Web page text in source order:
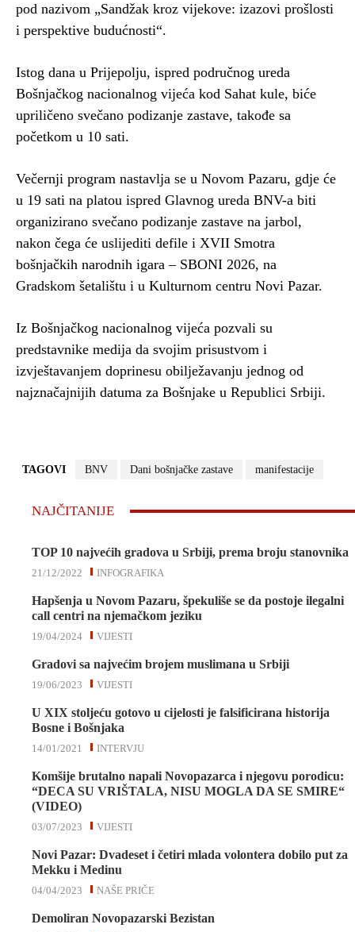
pod nazivom „Sandžak kroz vijekove: izazovi prošlosti
i perspektive budućnosti“.
Istog dana u Prijepolju, ispred područnog ureda
Bošnjačkog nacionalnog vijeća kod Sahat kule, biće
upriličeno svečano podizanje zastave, takođe sa
početkom u 10 sati.
Večernji program nastavlja se u Novom Pazaru, gdje će
u 19 sati na platou ispred Glavnog ureda BNV-a biti
organizirano svečano podizanje zastave na jarbol,
nakon čega će uslijediti defile i XVII Smotra
bošnjačkih narodnih igara – SBONI 2026, na
Gradskom šetalištu i u Kulturnom centru Novi Pazar.
Iz Bošnjačkog nacionalnog vijeća pozvali su
predstavnike medija da svojim prisustvom i
izvještavanjem doprinesu obilježavanju jednog od
najznačajnijih datuma za Bošnjake u Republici Srbiji.
TAGOVI BNV Dani bošnjačke zastave manifestacije
NAJČITANIJE
TOP 10 najvećih gradova u Srbiji, prema broju stanovnika
INFOGRAFIKA
21/12/2022
Hapšenja u Novom Pazaru, špekuliše se da postoje ilegalni
call centri na njemačkom jeziku
VIJESTI
19/04/2024
Gradovi sa najvećim brojem muslimana u Srbiji
VIJESTI
19/06/2023
U XIX stoljeću gotovo u cijelosti je falsificirana historija
Bosne i Bošnjaka
INTERVJU
14/01/2021
Komšije brutalno napali Novopazarca i njegovu porodicu:
“DECA SU VRIŠTALA, NISU MOGLA DA SE SMIRE“
(VIDEO)
VIJESTI
03/07/2023
Novi Pazar: Dvadeset i četiri mlada volontera dobilo put za
Mekku i Medinu
NAŠE PRIČE
04/04/2023
Demoliran Novopazarski Bezistan